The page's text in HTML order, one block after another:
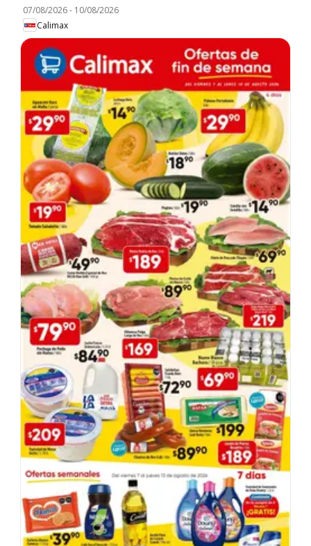
07/08/2026- 10/08/2026
Calimax